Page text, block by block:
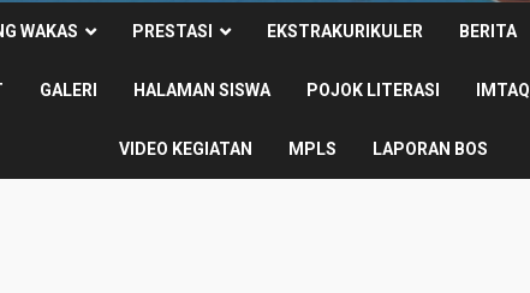
WAKAS PRESTASI EKSTRAKURIKULER BERITA
GALERI HALAMAN SISWA POJOK LITERASI IMTAQ
VIDEO KEGIATAN MPLS LAPORAN BOS